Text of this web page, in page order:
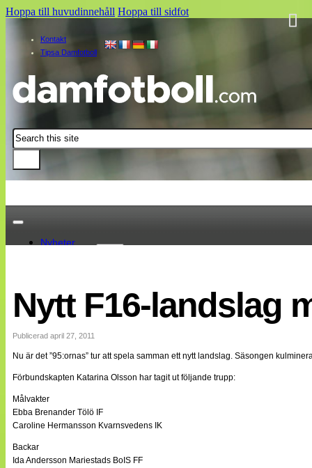
Hoppa till huvudinnehåll Hoppa till sidfot
Kontakt
Tipsa Damfotboll
Sök
Nyheter
Landslaget
EM 2013
Internationellt
Bildreportage
Bloggar
Lagen
Webb-TV
Cuper
Medlemsbilder
Till klubbkassan
Om oss
Nytt F16-landslag
Publicerad april 27, 2011
Nu är det ”95:ornas” tur att spela samman ett nytt landslag. Säsongen
Förbundskapten Katarina Olsson har tagit ut följande trupp:
Målvakter
Ebba Brenander Tölö IF
Caroline Hermansson Kvarnsvedens IK
Backar
Ida Andersson Mariestads BoIS FF